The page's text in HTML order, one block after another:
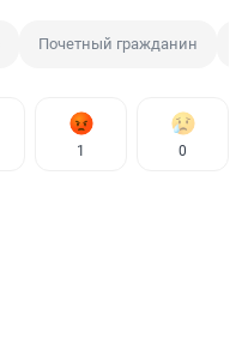
Почетный гражданин
1 0